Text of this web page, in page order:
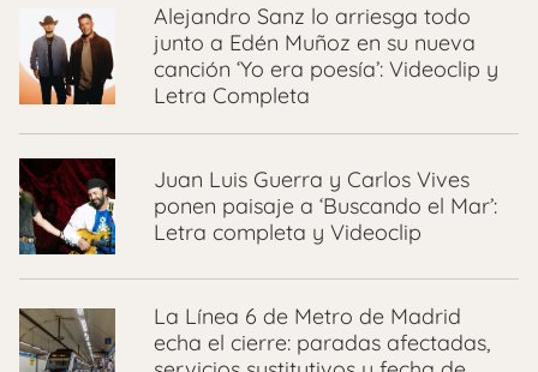
Alejandro Sanz lo arriesga todo
junto a Edén Muñoz en su nueva
canción ‘Yo era poesía’: Videoclip y
Letra Completa
Juan Luis Guerra y Carlos Vives
ponen paisaje a ‘Buscando el Mar’:
Letra completa y Videoclip
La Línea 6 de Metro de Madrid
echa el cierre: paradas afectadas,